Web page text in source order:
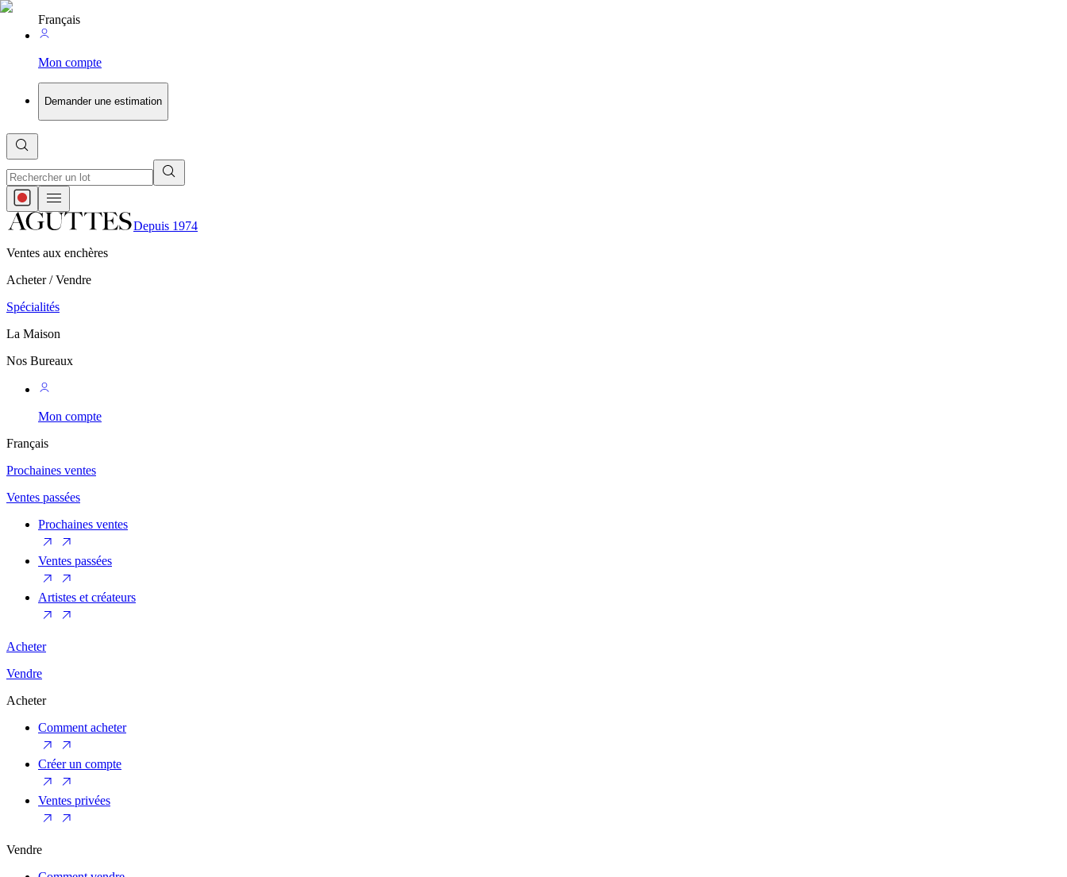
Français
Mon compte
Demander une estimation
Depuis 1974
Ventes aux enchères
Acheter / Vendre
Spécialités
La Maison
Nos Bureaux
Mon compte
Français
Prochaines ventes
Ventes passées
Prochaines ventes
Ventes passées
Artistes et créateurs
Acheter
Vendre
Acheter
Comment acheter
Créer un compte
Ventes privées
Vendre